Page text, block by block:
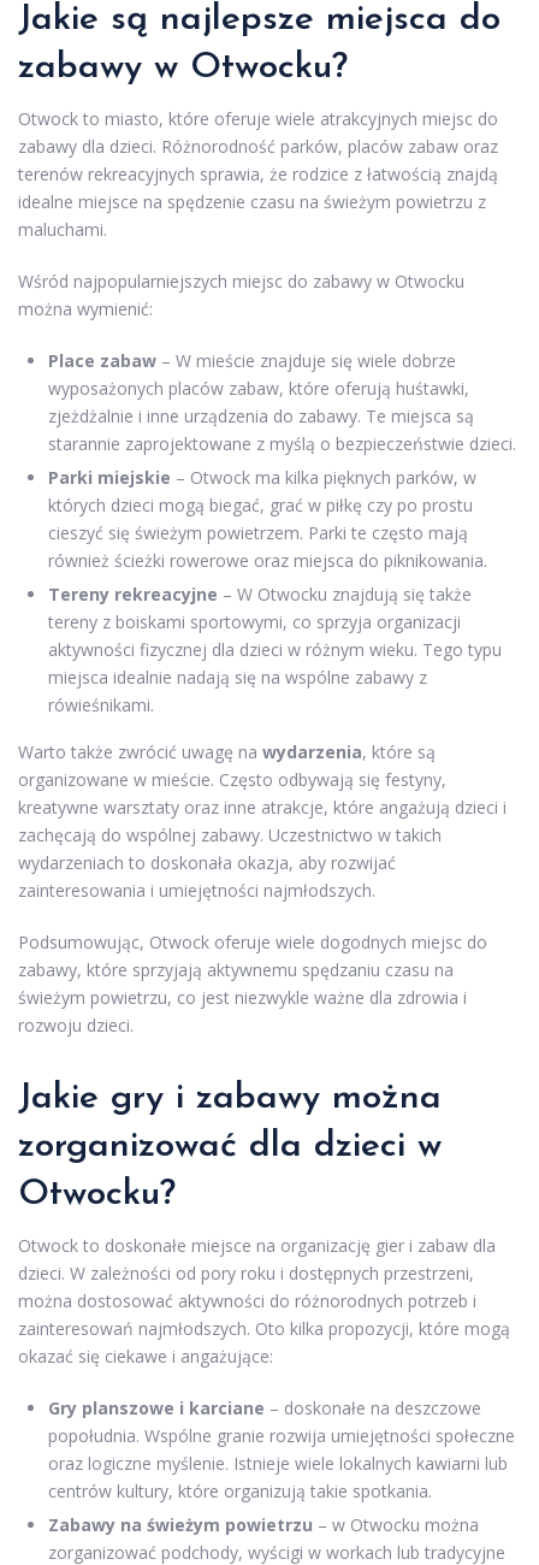
Jakie są najlepsze miejsca do
zabawy w Otwocku?
Otwock to miasto, które oferuje wiele atrakcyjnych miejsc do
zabawy dla dzieci. Różnorodność parków, placów zabaw oraz
terenów rekreacyjnych sprawia, że rodzice z łatwością znajdą
idealne miejsce na spędzenie czasu na świeżym powietrzu z
maluchami.
Wśród najpopularniejszych miejsc do zabawy w Otwocku
można wymienić:
Place zabaw – W mieście znajduje się wiele dobrze
wyposażonych placów zabaw, które oferują huśtawki,
zjeżdżalnie i inne urządzenia do zabawy. Te miejsca są
starannie zaprojektowane z myślą o bezpieczeństwie dzieci.
Parki miejskie – Otwock ma kilka pięknych parków, w
których dzieci mogą biegać, grać w piłkę czy po prostu
cieszyć się świeżym powietrzem. Parki te często mają
również ścieżki rowerowe oraz miejsca do piknikowania.
Tereny rekreacyjne – W Otwocku znajdują się także
tereny z boiskami sportowymi, co sprzyja organizacji
aktywności fizycznej dla dzieci w różnym wieku. Tego typu
miejsca idealnie nadają się na wspólne zabawy z
rówieśnikami.
Warto także zwrócić uwagę na wydarzenia, które są
organizowane w mieście. Często odbywają się festyny,
kreatywne warsztaty oraz inne atrakcje, które angażują dzieci i
zachęcają do wspólnej zabawy. Uczestnictwo w takich
wydarzeniach to doskonała okazja, aby rozwijać
zainteresowania i umiejętności najmłodszych.
Podsumowując, Otwock oferuje wiele dogodnych miejsc do
zabawy, które sprzyjają aktywnemu spędzaniu czasu na
świeżym powietrzu, co jest niezwykle ważne dla zdrowia i
rozwoju dzieci.
Jakie gry i zabawy można
zorganizować dla dzieci w
Otwocku?
Otwock to doskonałe miejsce na organizację gier i zabaw dla
dzieci. W zależności od pory roku i dostępnych przestrzeni,
można dostosować aktywności do różnorodnych potrzeb i
zainteresowań najmłodszych. Oto kilka propozycji, które mogą
okazać się ciekawe i angażujące:
Gry planszowe i karciane – doskonałe na deszczowe
popołudnia. Wspólne granie rozwija umiejętności społeczne
oraz logiczne myślenie. Istnieje wiele lokalnych kawiarni lub
centrów kultury, które organizują takie spotkania.
Zabawy na świeżym powietrzu – w Otwocku można
zorganizować podchody, wyścigi w workach lub tradycyjne